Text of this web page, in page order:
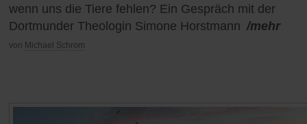
wenn uns die Tiere fehlen? Ein Gespräch mit der
Dortmunder Theologin Simone Horstmann /mehr
von Michael Schrom